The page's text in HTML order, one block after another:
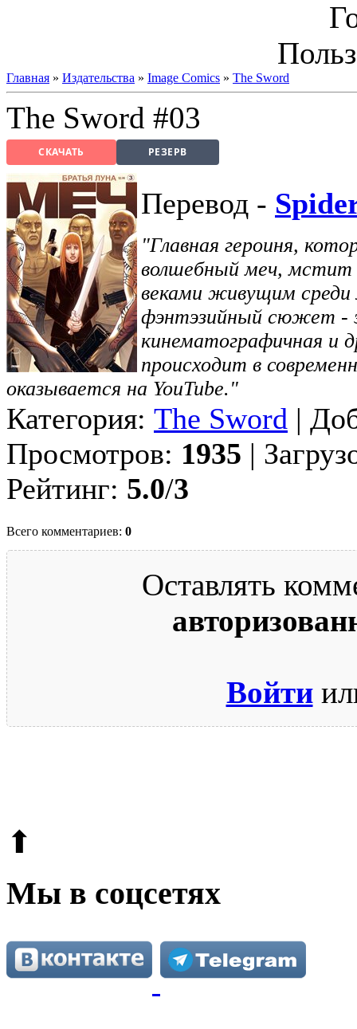
Главная » Издательства » Image Comics » The Sword
The Sword #03
СКАЧАТЬ РЕЗЕРВ
Перевод -
"Главная героиня,
волшебный меч, мстит
веками живущим
фэнтэзийный сюжет -
кинематографичная и
происходит в
оказывается на YouTube."
Категория: The Sword |
Просмотров: 1935 |
Рейтинг: 5.0/3
Всего комментариев: 0
Оставлять
Войти
⬆
Мы в соцсетях